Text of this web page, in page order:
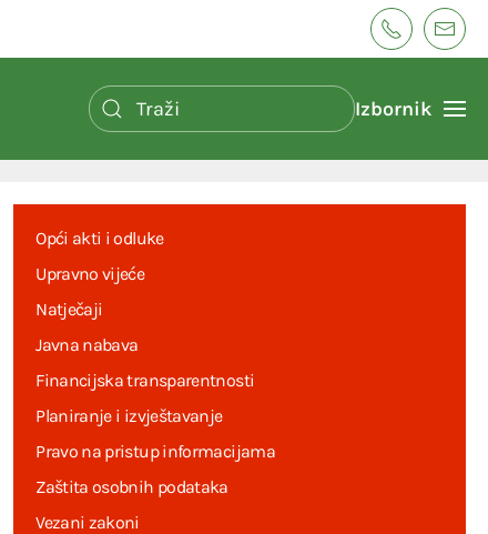
Izbornik
Opći akti i odluke
Upravno vijeće
Natječaji
Javna nabava
Financijska transparentnosti
Planiranje i izvještavanje
Pravo na pristup informacijama
Zaštita osobnih podataka
Vezani zakoni